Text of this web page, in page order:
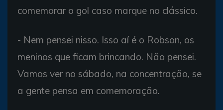
comemorar o gol caso marque no clássico.
- Nem pensei nisso. Isso aí é o Robson, os
meninos que ficam brincando. Não pensei.
Vamos ver no sábado, na concentração, se
a gente pensa em comemoração.